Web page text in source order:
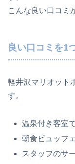
こんな良い口コミ
良い口コミを1
軽井沢マリオット
す。
温泉付き客室
朝食ビュッフ
スタッフのサ